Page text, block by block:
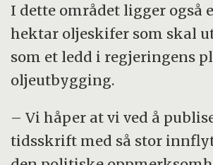
I dette området ligger også
hektar oljeskifer som skal
som et ledd i regjeringens
oljeutbygging.
– Vi håper at vi ved å
tidsskrift med så stor